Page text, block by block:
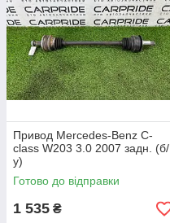
Привод Mercedes-Benz C-
class W203 3.0 2007 задн. (б/
у)
Готово до відправки
1 535 ₴